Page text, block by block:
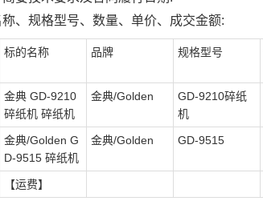
、规格型号、数量、单价、成交金额:
标的名称 品牌 规格型号
金典 GD-9210
碎纸机 碎纸机
金典/Golden
GD-9210碎纸
机
金典/Golden G
D-9515 碎纸机
金典/Golden GD-9515
【运费】